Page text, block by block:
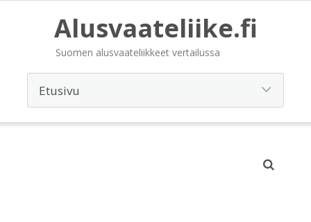
Alusvaateliike.fi
Suomen alusvaateliikkeet vertailussa